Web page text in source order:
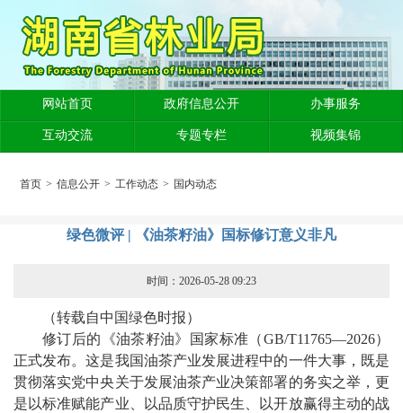
网站首页 政府信息公开 办事服务
互动交流 专题专栏 视频集锦
首页 > 信息公开 > 工作动态 > 国内动态
绿色微评 | 《油茶籽油》国标修订意义非凡
时间：2026-05-28 09:23
（转载自中国绿色时报）
修订后的《油茶籽油》国家标准（GB/T11765—2026）
正式发布。这是我国油茶产业发展进程中的一件大事，既是
贯彻落实党中央关于发展油茶产业决策部署的务实之举，更
是以标准赋能产业、以品质守护民生、以开放赢得主动的战